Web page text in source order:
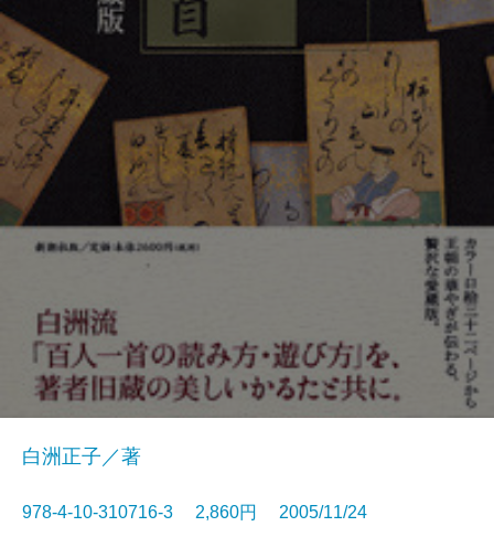
白洲正子／著
978-4-10-310716-3 2,860円 2005/11/24